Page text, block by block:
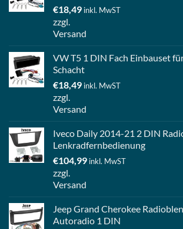
€18,49 inkl. MwST
zzgl.
Versand
VW T5 1 DIN Fach Einbauset
Schacht
€18,49 inkl. MwST
zzgl.
Versand
Iveco Daily 2014-21 2 DIN
Lenkradfernbedienung
€104,99 inkl. MwST
zzgl.
Versand
Jeep Grand Cherokee
Autoradio 1 DIN